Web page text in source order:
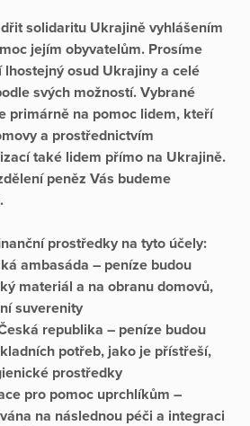
solidaritu Ukrajině vyhlášením
jejím obyvatelům. Prosíme
lhostejný osud Ukrajiny a celé
svých možností. Vybrané
primárně na pomoc lidem, kteří
a prostřednictvím
také lidem přímo na Ukrajině.
peněz Vás budeme
prostředky na tyto účely:
ambasáda – peníze budou
materiál a na obranu domovů,
suverenity
republika – peníze budou
potřeb, jako je přístřeší,
prostředky
pro pomoc uprchlíkům –
na následnou péči a integraci